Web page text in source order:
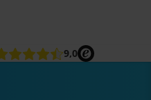
9,0